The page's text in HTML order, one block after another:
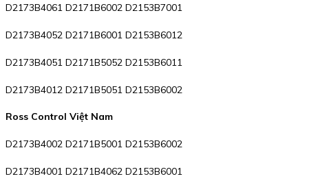
D2173B4061 D2171B6002 D2153B7001
D2173B4052 D2171B6001 D2153B6012
D2173B4051 D2171B5052 D2153B6011
D2173B4012 D2171B5051 D2153B6002
Ross Control Việt Nam
D2173B4002 D2171B5001 D2153B6002
D2173B4001 D2171B4062 D2153B6001